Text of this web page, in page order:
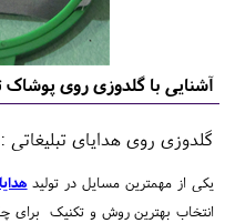
آشنایی با گلدوزی روی پوشاک
گلدوزی روی هدایای تبلیغاتی :
یکی از مهمترین مسایل در تولید
انتخاب بهترین روش و تکنیک برای